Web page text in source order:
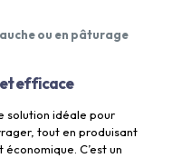
ou en pâturage
et efficace
solution idéale pour
tout en produisant
C’est un